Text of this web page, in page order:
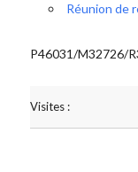
Réunion de
P46031/M32726/
Visites :